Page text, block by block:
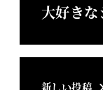
大好きな
新しい投稿